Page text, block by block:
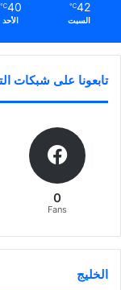
42
℃
السبت
40
℃
الأحد
تابعونا على شبكات
0
Fans
الخليج